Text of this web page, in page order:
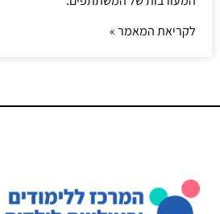
לקריאת המאמר »